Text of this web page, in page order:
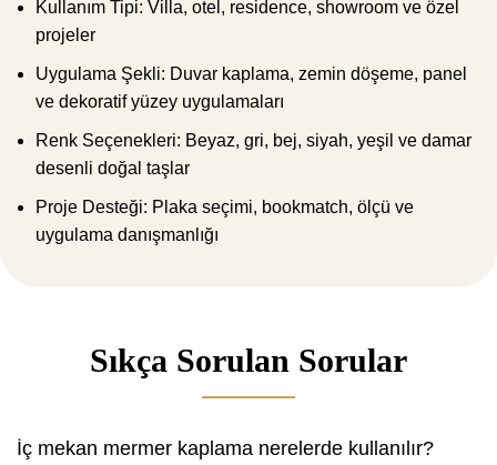
Kullanım Tipi: Villa, otel, residence, showroom ve özel
projeler
Uygulama Şekli: Duvar kaplama, zemin döşeme, panel
ve dekoratif yüzey uygulamaları
Renk Seçenekleri: Beyaz, gri, bej, siyah, yeşil ve damar
desenli doğal taşlar
Proje Desteği: Plaka seçimi, bookmatch, ölçü ve
uygulama danışmanlığı
Sıkça Sorulan Sorular
İç mekan mermer kaplama nerelerde kullanılır?